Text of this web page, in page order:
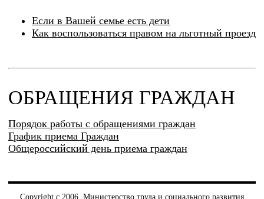
Если в Вашей семье есть дети
Как воспользоваться правом на льготный проезд
ОБРАЩЕНИЯ ГРАЖДАН
Порядок работы с обращениями граждан
График приема Граждан
Общероссийский день приема граждан
Copyright c 2006, Министерство труда и социального развития